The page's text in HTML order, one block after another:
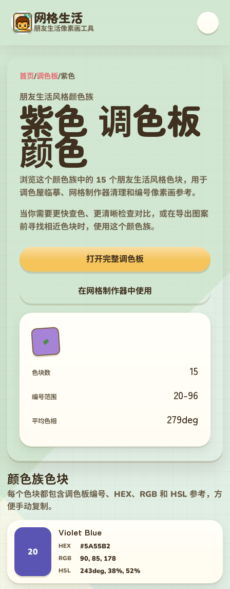
网格生活
朋友生活像素画工具
首页/调色板/紫色
朋友生活风格颜色族
紫色 调色板
颜色
浏览这个颜色族中的 15 个朋友生活风格色块，用于
调色屋临摹、网格制作器清理和编号像素画参考。
当你需要更快查色、更清晰检查对比，或在导出图案
前寻找相近色块时，使用这个颜色族。
打开完整调色板
在网格制作器中使用
色块数 15
编号范围 20-96
平均色相 279deg
颜色族色块
每个色块都包含调色板编号、HEX、RGB 和 HSL 参考，方
便手动复制。
20
Violet Blue
HEX #5A55B2
RGB 90, 85, 178
HSL 243deg, 38%, 52%